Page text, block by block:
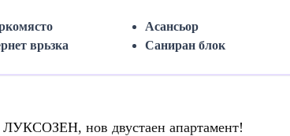
Асансьор
врьзка Саниран блок
нов двустаен апартамент!